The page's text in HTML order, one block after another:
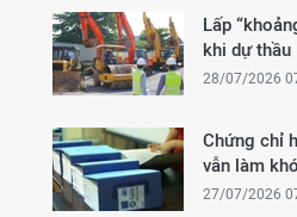
Lấp
khi dự thầu
28/07/2026
Chứng chỉ
vẫn làm
27/07/2026